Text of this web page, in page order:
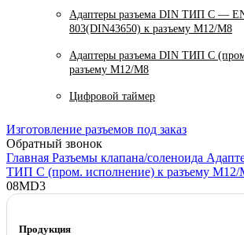
Адаптеры разъема DIN ТИП C —
803(DIN43650) к разъему M12/M8
Адаптеры разъема DIN ТИП C
разъему M12/M8
Цифровой таймер
Изготовление разъемов под заказ
Обратный звонок
Главная Разъемы клапана/соленоида
ТИП C (пром. исполнение) к разъему M12/
08MD3
Продукция